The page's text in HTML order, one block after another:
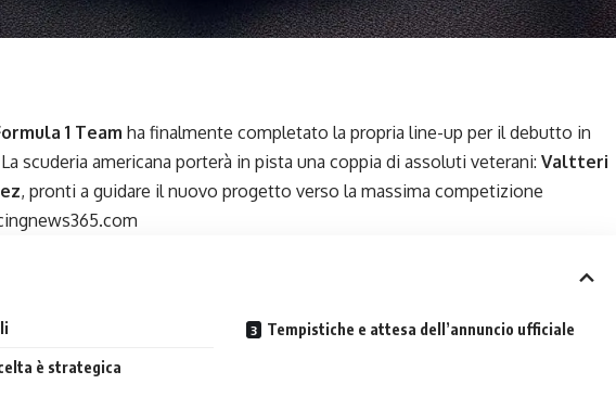
1 Team ha finalmente completato la propria line-up per il debutto in
scuderia americana porterà in pista una coppia di assoluti veterani: Valtteri
, pronti a guidare il nuovo progetto verso la massima competizione
è strategica
Tempistiche e attesa dell’annuncio ufficiale